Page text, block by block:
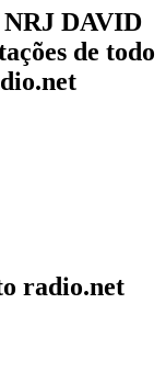
NRJ DAVID
de todo
radio.net